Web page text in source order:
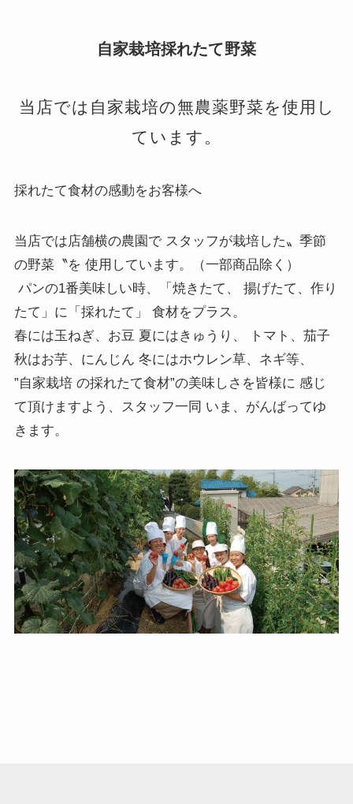
自家栽培採れたて野菜
当店では自家栽培の無農薬野菜を使用し
ています。
採れたて食材の感動をお客様へ
当店では店舗横の農園で スタッフが栽培した〟季節
の野菜〝を 使用しています。（一部商品除く）
 パンの1番美味しい時、「焼きたて、 揚げたて、作り
たて」に「採れたて」 食材をプラス。 
春には玉ねぎ、お豆 夏にはきゅうり、 トマト、茄子
秋はお芋、にんじん 冬にはホウレン草、ネギ等、
”自家栽培 の採れたて食材”の美味しさを皆様に 感じ
て頂けますよう、スタッフ一同 いま、がんばってゆ
きます。